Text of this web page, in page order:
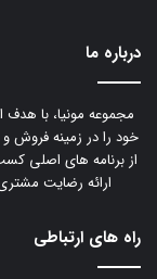
درباره ما
مجموعه مونیا، با
خود را در زمینه فروش
از برنامه های اصلی
ارائه رضایت
راه های ارتباطی